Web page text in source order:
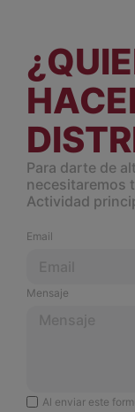
Para darte de
necesitaremos
Actividad
Email
Mensaje
Al enviar este